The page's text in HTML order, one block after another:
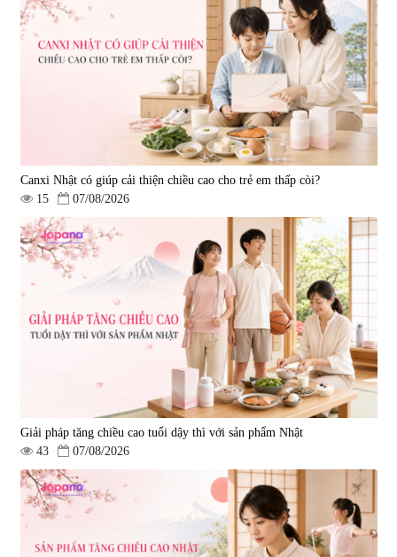
690.000 đ
|14.560
1.600.000 đ
Sleepy Nhật Bản 80 viên
580.000 đ
điều trị đột quỵ Biken Kinase
Gold 60 viên
0
1.570.000 đ
Canxi Nhật có giúp cải thiện chiều cao cho trẻ em thấp còi?
15
07/08/2026
Giải pháp tăng chiều cao tuổi dậy thì với sản phẩm Nhật
43
07/08/2026